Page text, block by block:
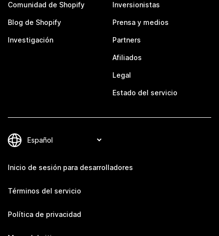
Comunidad de Shopify
Blog de Shopify
Investigación
Inversionistas
Prensa y medios
Partners
Afiliados
Legal
Estado del servicio
Inicio de sesión para desarrolladores
Términos del servicio
Política de privacidad